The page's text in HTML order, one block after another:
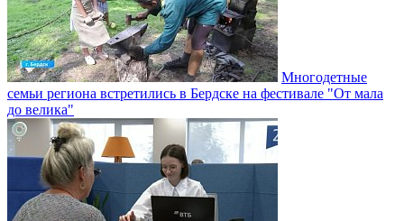
Многодетные
семьи региона встретились в Бердске на фестивале "От мала
до велика"